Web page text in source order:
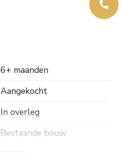
6+ maanden
Aangekocht
In overleg
Bestaande bouw